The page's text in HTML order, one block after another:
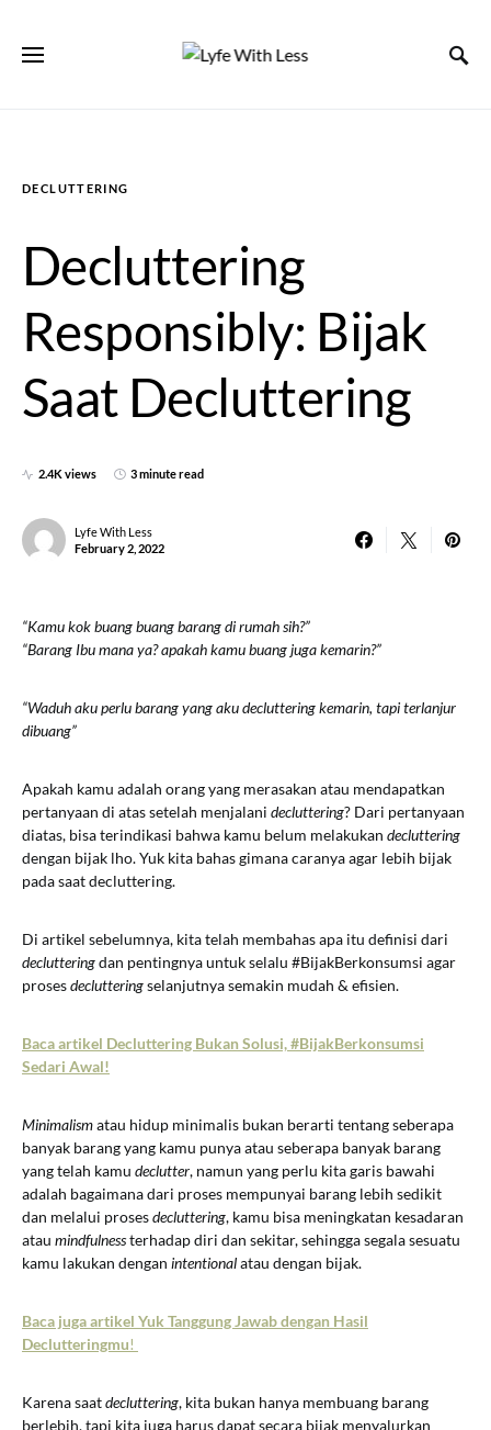
DECLUTTERING
Decluttering
Responsibly: Bijak
Saat Decluttering
2.4K views 3 minute read
Lyfe With Less
February 2, 2022
“Kamu kok buang buang barang di rumah sih?”
“Barang Ibu mana ya? apakah kamu buang juga kemarin?”
“Waduh aku perlu barang yang aku decluttering kemarin, tapi terlanjur
dibuang”
Apakah kamu adalah orang yang merasakan atau mendapatkan
pertanyaan di atas setelah menjalani decluttering? Dari pertanyaan
diatas, bisa terindikasi bahwa kamu belum melakukan decluttering
dengan bijak lho. Yuk kita bahas gimana caranya agar lebih bijak
pada saat decluttering.
Di artikel sebelumnya, kita telah membahas apa itu definisi dari
declutteringdan pentingnya untuk selalu #BijakBerkonsumsi agar
prosesdeclutteringselanjutnya semakin mudah & efisien.
Baca artikel Decluttering Bukan Solusi, #BijakBerkonsumsi
Sedari Awal!
Minimalismatau hidup minimalis bukan berarti tentang seberapa
banyak barang yang kamu punya atau seberapa banyak barang
yang telah kamu declutter, namun yang perlu kita garis bawahi
adalah bagaimana dari proses mempunyai barang lebih sedikit
dan melalui prosesdecluttering, kamu bisa meningkatan kesadaran
atau mindfulnessterhadap diri dan sekitar, sehingga segala sesuatu
kamu lakukan dengan intentionalatau dengan bijak.
Baca juga artikel Yuk Tanggung Jawab dengan Hasil
Declutteringmu!
Karena saatdecluttering, kita bukan hanya membuang barang
berlebih, tapi kita juga harus dapat secara bijak menyalurkan